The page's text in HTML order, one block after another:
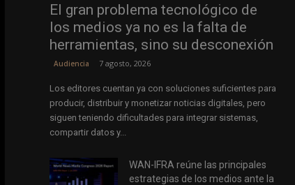
El gran problema tecnológico de
los medios ya no es la falta de
herramientas, sino su desconexión
Audiencia 7 agosto, 2026
Los editores cuentan ya con soluciones suficientes para
producir, distribuir y monetizar noticias digitales, pero
siguen teniendo dificultades para integrar sistemas,
compartir datos y...
WAN-IFRA reúne las principales
estrategias de los medios ante la